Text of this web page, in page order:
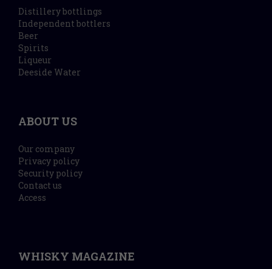
Distillery bottlings
Independent bottlers
Beer
Spirits
Liqueur
Deeside Water
ABOUT US
Our company
Privacy policy
Security policy
Contact us
Access
WHISKY MAGAZINE